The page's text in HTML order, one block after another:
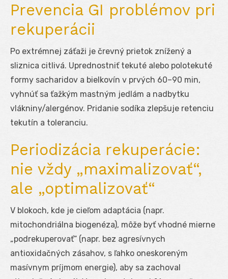
Prevencia GI problémov pri
rekuperácii
Po extrémnej záťaži je črevný prietok znížený a
sliznica citlivá. Uprednostniť tekuté alebo polotekuté
formy sacharidov a bielkovín v prvých 60–90 min,
vyhnúť sa ťažkým mastným jedlám a nadbytku
vlákniny/alergénov. Pridanie sodíka zlepšuje retenciu
tekutín a toleranciu.
Periodizácia rekuperácie:
nie vždy „maximalizovať“,
ale „optimalizovať“
V blokoch, kde je cieľom adaptácia (napr.
mitochondriálna biogenéza), môže byť vhodné mierne
„podrekuperovať“ (napr. bez agresívnych
antioxidačných zásahov, s ľahko oneskoreným
masívnym príjmom energie), aby sa zachoval